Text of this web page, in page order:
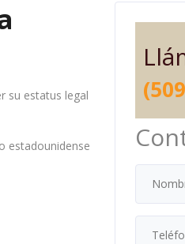
su estatus legal
estadounidense